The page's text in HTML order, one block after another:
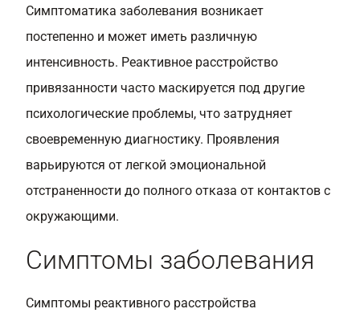
Симптоматика заболевания возникает
постепенно и может иметь различную
интенсивность. Реактивное расстройство
привязанности часто маскируется под другие
психологические проблемы, что затрудняет
своевременную диагностику. Проявления
варьируются от легкой эмоциональной
отстраненности до полного отказа от контактов с
окружающими.
Симптомы заболевания
Симптомы реактивного расстройства